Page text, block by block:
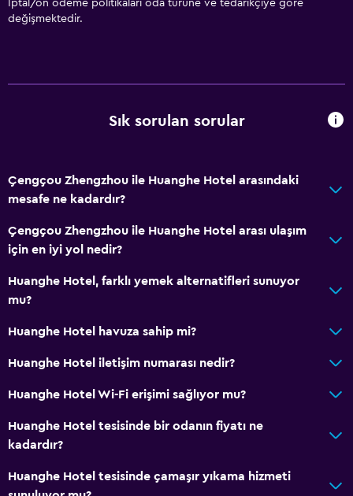
Depo
İptal/ön ödeme politikaları oda türüne ve tedarikçiye göre
değişmektedir.
Sık sorulan sorular
Çengçou Zhengzhou ile Huanghe Hotel arasındaki
mesafe ne kadardır?
Çengçou Zhengzhou ile Huanghe Hotel arası ulaşım
için en iyi yol nedir?
Huanghe Hotel, farklı yemek alternatifleri sunuyor
mu?
Huanghe Hotel havuza sahip mi?
Huanghe Hotel iletişim numarası nedir?
Huanghe Hotel Wi-Fi erişimi sağlıyor mu?
Huanghe Hotel tesisinde bir odanın fiyatı ne
kadardır?
Huanghe Hotel tesisinde çamaşır yıkama hizmeti